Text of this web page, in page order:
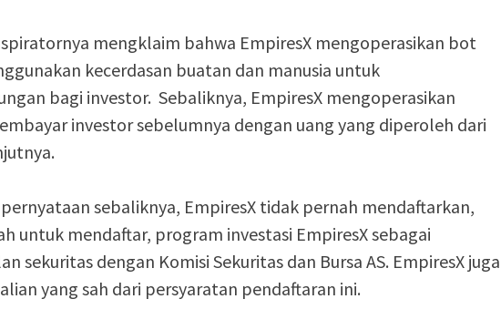
mengklaim bahwa EmpiresX mengoperasikan bot
kecerdasan buatan dan manusia untuk
bagi investor. Sebaliknya, EmpiresX mengoperasikan
investor sebelumnya dengan uang yang diperoleh dari
sebaliknya, EmpiresX tidak pernah mendaftarkan,
untuk mendaftar, program investasi EmpiresX sebagai
sekuritas dengan Komisi Sekuritas dan Bursa AS. EmpiresX juga
yang sah dari persyaratan pendaftaran ini.